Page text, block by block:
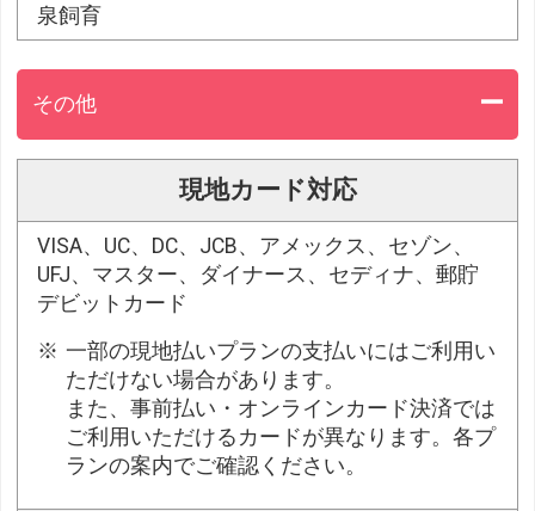
泉飼育
その他
現地カード対応
VISA、UC、DC、JCB、アメックス、セゾン、
UFJ、マスター、ダイナース、セディナ、郵貯
デビットカード
一部の現地払いプランの支払いにはご利用い
ただけない場合があります。
また、事前払い・オンラインカード決済では
ご利用いただけるカードが異なります。各プ
ランの案内でご確認ください。